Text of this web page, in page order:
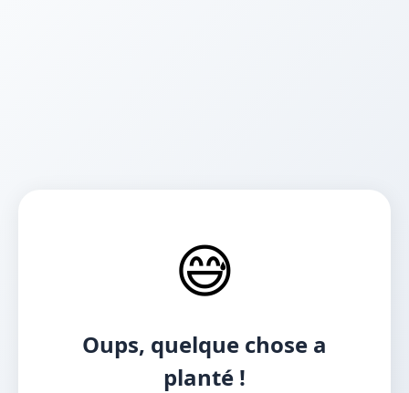
😅
Oups, quelque chose a
planté !